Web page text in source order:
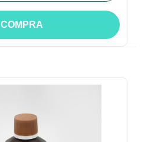
COMPRA